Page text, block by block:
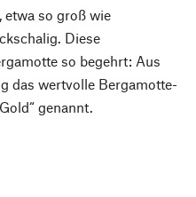
etwa so groß wie
Diese
so begehrt: Aus
das wertvolle Bergamotte-
genannt.